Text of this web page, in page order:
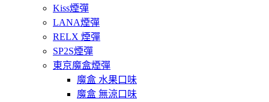
Kiss煙彈
LANA煙彈
RELX 煙彈
SP2S煙彈
東京魔盒煙彈
魔盒 水果口味
魔盒 無涼口味